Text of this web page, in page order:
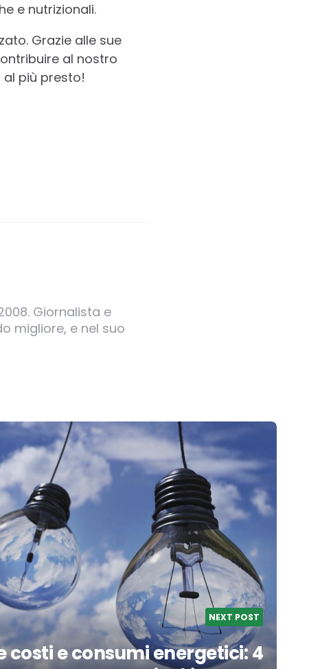
e nutrizionali.
Grazie alle sue
al nostro
al più presto!
Giornalista e
migliore, e nel suo
NEXT POST
costi e consumi energetici: 4